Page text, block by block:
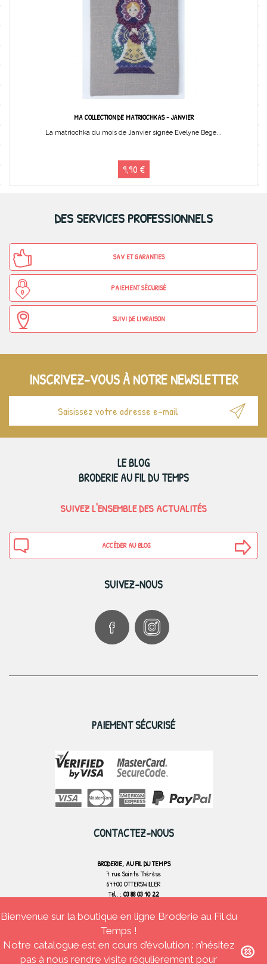
MA COLLECTION DE MATRIOCHKAS - JANVIER
La matriochka du mois de Janvier signée Evelyne Bege...
9,90 €
DES SERVICES PROFESSIONNELS
SAV ET GARANTIES
PAIEMENT SÉCURISÉ
SUIVI DE LIVRAISON
INSCRIVEZ-VOUS À NOTRE NEWSLETTER
LE BLOG
BRODERIE AU FIL DU TEMPS
SUIVEZ L'ENSEMBLE DES ACTUALITÉS
ACCÉDER AU BLOG
SUIVEZ-NOUS
PAIEMENT SÉCURISÉ
CONTACTEZ-NOUS
BRODERIE, AU FIL DU TEMPS
7 rue Sainte Thérèse
67700 OTTERSWILLER
Tél. :03 88 03 10 22
CONTACTEZ-NOUS
Bienvenue sur la boutique en ligne Broderie au Fil du
Temps !
Notre catalogue est en cours d’évolution : n’hésitez
pas à nous rendre visite régulièrement pour